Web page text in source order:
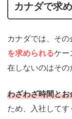
カナダで求
カナダでは、そ
を求められるケー
在しないのはその
わざわざ時間と
ため、入社して